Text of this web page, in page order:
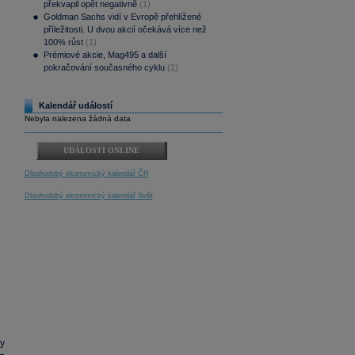
překvapil opět negativně (1)
Goldman Sachs vidí v Evropě přehlížené
příležitosti. U dvou akcií očekává více než
100% růst (1)
Prémiové akcie, Mag495 a další
pokračování současného cyklu (1)
Kalendář událostí
Nebyla nalezena žádná data
UDÁLOSTI ONLINE
Dlouhodobý ekonomický kalendář ČR
Dlouhodobý ekonomický kalendář Svět